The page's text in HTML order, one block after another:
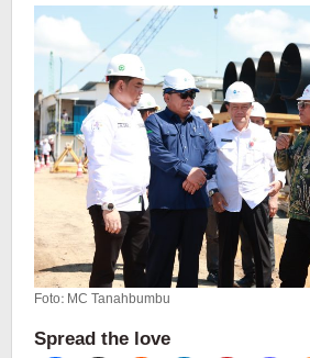
Foto: MC Tanahbumbu
Spread the love